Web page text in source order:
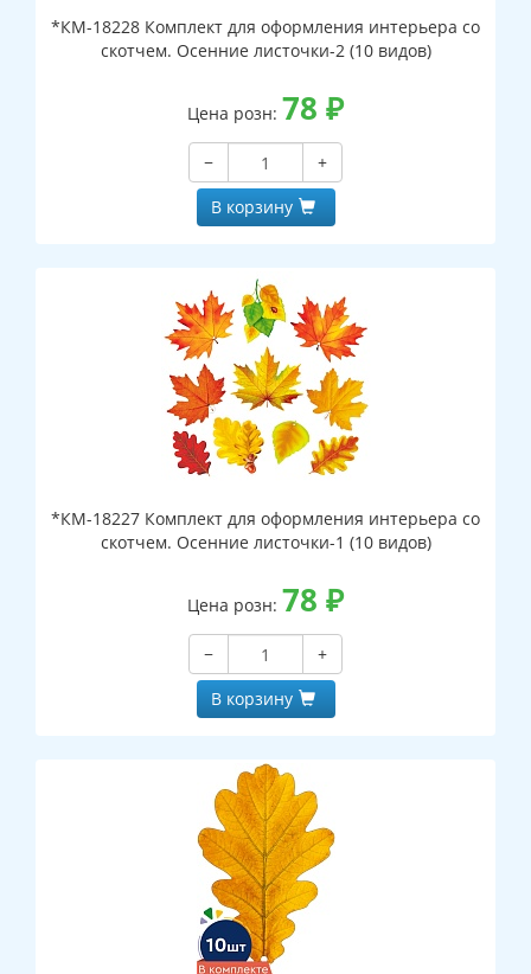
*КМ-18228 Комплект для оформления интерьера со
скотчем. Осенние листочки-2 (10 видов)
Цена розн: 78 ₽
−
+
В корзину
*КМ-18227 Комплект для оформления интерьера со
скотчем. Осенние листочки-1 (10 видов)
Цена розн: 78 ₽
−
+
В корзину